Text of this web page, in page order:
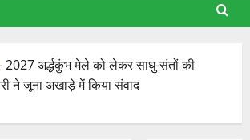
2027 अर्द्धकुंभ मेले को लेकर साधु-संतों की
ने जूना अखाड़े में किया संवाद